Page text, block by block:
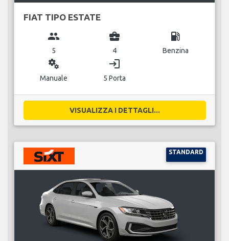
FIAT TIPO ESTATE
group
5
business_center
4
local_gas_station
Benzina
miscellaneous_services
Manuale
login
5 Porta
VISUALIZZA I DETTAGLI...
STANDARD